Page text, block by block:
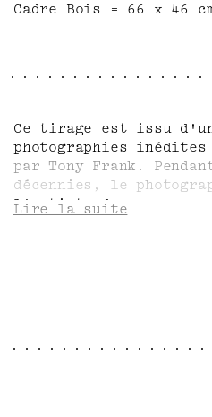
Cadre Bois = 66 x 46
Ce tirage est issu
photographies inédites
par Tony Frank.
décennies, le
l'artiste dans ses
conservation. De haute
Lire la suite